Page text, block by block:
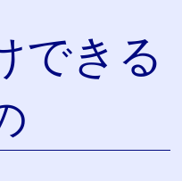
できる